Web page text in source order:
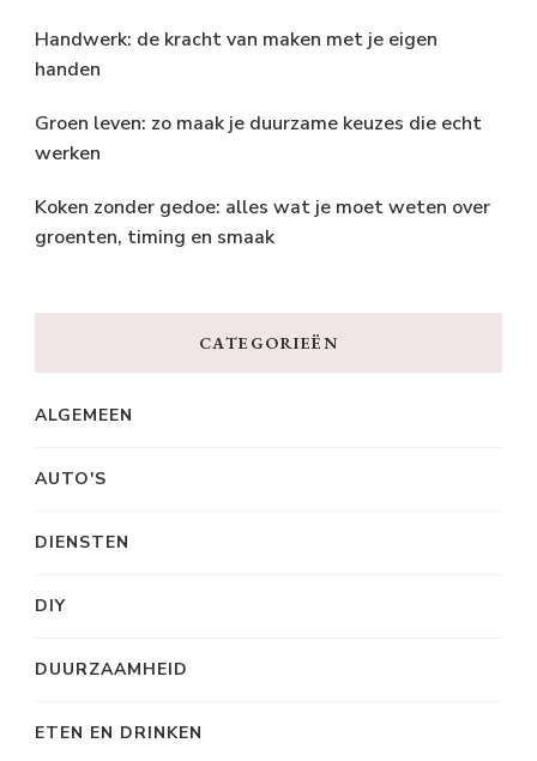
Handwerk: de kracht van maken met je eigen
handen
Groen leven: zo maak je duurzame keuzes die echt
werken
Koken zonder gedoe: alles wat je moet weten over
groenten, timing en smaak
CATEGORIEËN
ALGEMEEN
AUTO'S
DIENSTEN
DIY
DUURZAAMHEID
ETEN EN DRINKEN